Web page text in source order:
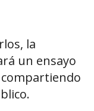
la
un ensayo
compartiendo